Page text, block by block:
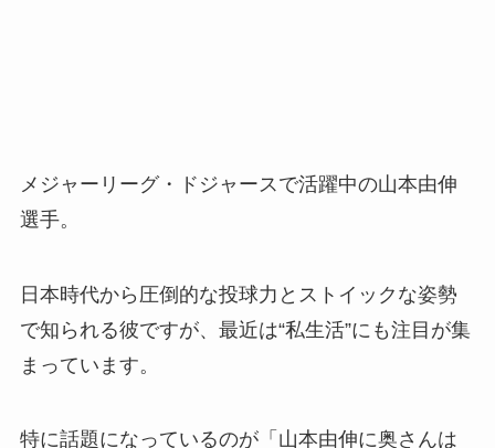
メジャーリーグ・ドジャースで活躍中の山本由伸
選手。
日本時代から圧倒的な投球力とストイックな姿勢
で知られる彼ですが、最近は“私生活”にも注目が集
まっています。
特に話題になっているのが「山本由伸に奥さんは